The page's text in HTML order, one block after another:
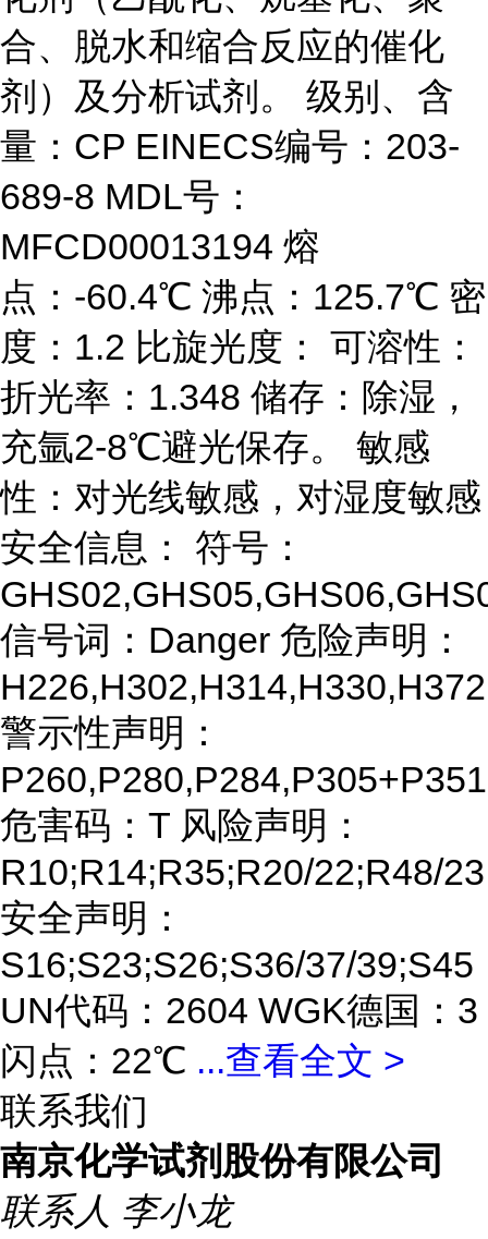
合、脱水和缩合反应的催化
剂）及分析试剂。 级别、含
量：CP EINECS编号：203-
689-8 MDL号：
MFCD00013194 熔
点：-60.4℃ 沸点：125.7℃ 密
度：1.2 比旋光度： 可溶性：
折光率：1.348 储存：除湿，
充氩2-8℃避光保存。 敏感
性：对光线敏感，对湿度敏感
安全信息： 符号：
信号词：Danger 危险声明：
H226,H302,H314,H330,H372
警示性声明：
危害码：T 风险声明：
R10;R14;R35;R20/22;R48/23
安全声明：
S16;S23;S26;S36/37/39;S45
UN代码：2604 WGK德国：3
闪点：22℃ ...查看全文 >
联系我们
南京化学试剂股份有限公司
联系人 李小龙